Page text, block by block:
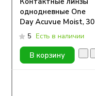
однодневные One
Day Acuvue Moist, 30
шт5 Есть в наличии
В корзину